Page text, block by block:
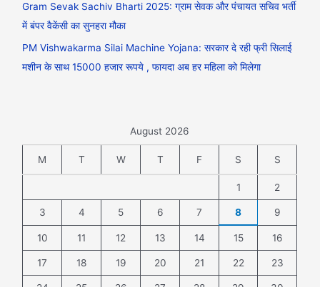
Gram Sevak Sachiv Bharti 2025: ग्राम सेवक और पंचायत सचिव भर्ती
में बंपर वैकेंसी का सुनहरा मौका
PM Vishwakarma Silai Machine Yojana: सरकार दे रही फ्री सिलाई
मशीन के साथ 15000 हजार रूपये , फायदा अब हर महिला को मिलेगा
August 2026
M T W T F S S
1 2
3 4 5 6 7 8 9
10 11 12 13 14 15 16
17 18 19 20 21 22 23